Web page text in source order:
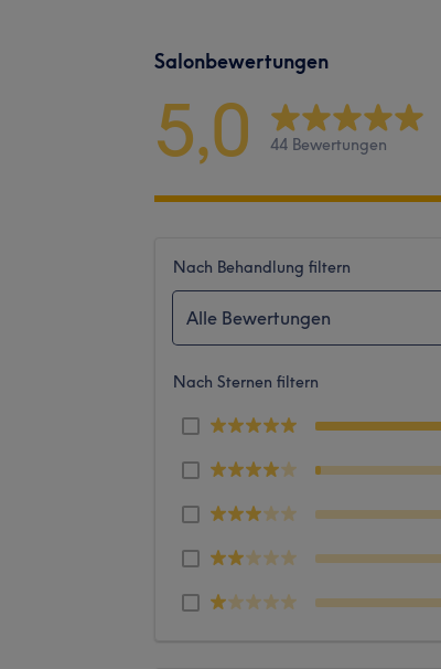
Salonbewertungen
5,0 44 Bewertungen
Nach Behandlung filtern
Alle Bewertungen
Nach Sternen filtern